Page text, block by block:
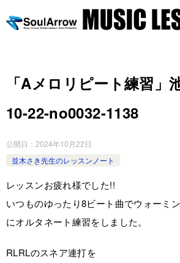
「Aメロリピート練習」
10-22-­no0032-­1138
公開日： 2024年10月22日
並木さき先生のレッスンノート
レッスンお疲れ様でした!!
いつものゆったり8ビート曲でウォーミ
にオルタネート練習をしました。
RLRLのスネア連打を